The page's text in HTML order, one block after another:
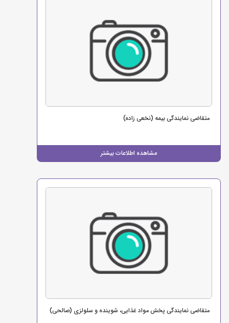
مشاهده اطلاعات بیشتر
متقاضی نمایندگی بیمه (نخعی زاده)
متقاضی نمایندگی پخش مواد غذایی، شوینده و سلولزی (صالحی)